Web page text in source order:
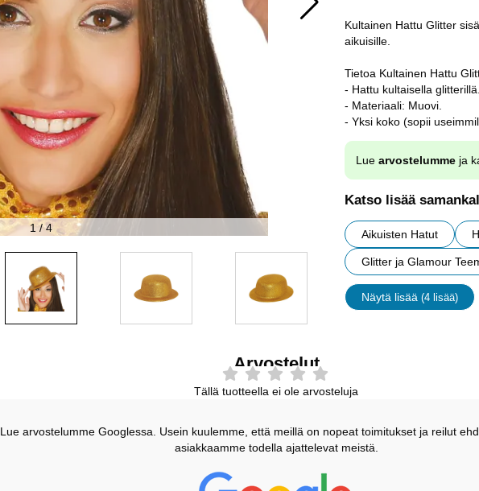
1 /4
Kultainen Hattu Glitter
aikuisille.
Tietoa Kultainen Hattu
- Hattu kultaisella glitterillä.
- Materiaali: Muovi.
- Yksi koko (sopii
Lue arvostelumme ja
Katso lisää
Aikuisten Hatut
Glitter ja Glamour
Näytä lisää (4 lisää)
ominaisuudet
Arvostelut
Tällä tuotteella ei ole arvosteluja
Lue arvostelumme Googlessa. Usein kuulemme, että meillä on nopeat toimitukset ja reilut
asiakkaamme todella ajattelevat meistä.
Prisjakt Arvostelu: 4.7 Tähdet